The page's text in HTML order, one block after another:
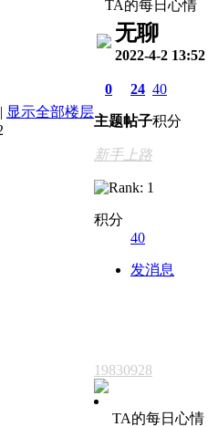
| 显示全部楼层
TA的每日心情
无聊
2022-4-2 13:52
0
主题
24
帖子
40
积分
新手上路
积分
40
发消息
19830928
TA的每日心情